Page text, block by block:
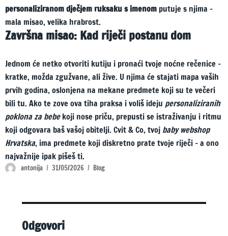
personaliziranom dječjem ruksaku s imenom putuje s njima –
mala misao, velika hrabrost.
Završna misao: Kad riječi postanu dom
Jednom će netko otvoriti kutiju i pronaći tvoje noćne rečenice –
kratke, možda zgužvane, ali žive. U njima će stajati mapa vaših
prvih godina, oslonjena na mekane predmete koji su te večeri
bili tu. Ako te zove ova tiha praksa i voliš ideju personaliziranih
poklona za bebekoji nose priču, prepusti se istraživanju i ritmu
koji odgovara baš vašoj obitelji. Cvit & Co, tvoj baby webshop
Hrvatska, ima predmete koji diskretno prate tvoje riječi – a ono
najvažnije ipak pišeš ti.
Author
antonija
Posted
31/05/2026 Categories
Blog
Odgovori